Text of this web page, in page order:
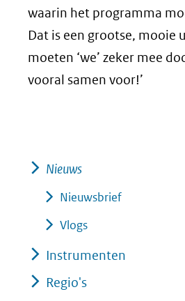
waarin het programma
Dat is een grootse, mooie
moeten ‘we’ zeker mee
vooral samen voor!’
Nieuws
Nieuwsbrief
Vlogs
Instrumenten
Regio's